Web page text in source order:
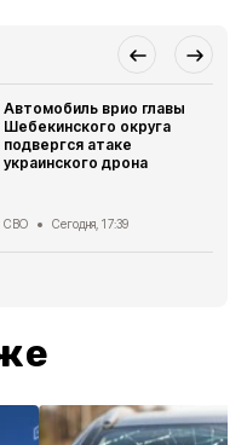
Автомобиль врио главы
Шебекинского округа
подвергся атаке
украинского дрона
СВО Сегодня, 17:39